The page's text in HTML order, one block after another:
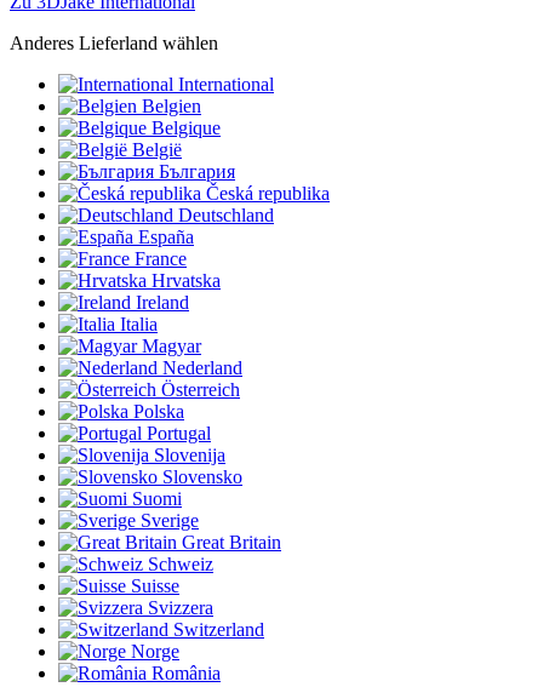
Anderes Lieferland wählen
International
Belgien
Belgique
België
България
Česká republika
Deutschland
España
France
Hrvatska
Ireland
Italia
Magyar
Nederland
Österreich
Polska
Portugal
Slovenija
Slovensko
Suomi
Sverige
Great Britain
Schweiz
Suisse
Svizzera
Switzerland
Norge
România